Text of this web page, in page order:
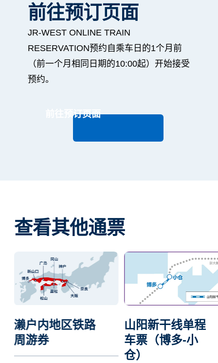
前往预订页面
JR-WEST ONLINE TRAIN
RESERVATION预约自乘车日的1个月前
（前一个月相同日期的10:00起）开始接受
预约。
前往预订页面
查看其他通票
山阳新干线单程
车票（博多-小
仓）
山阳&山阴&北部
九州地区铁路周
游券